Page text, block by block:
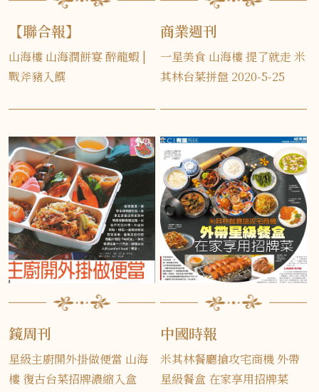
【聯合報】
山海樓 山海潤餅宴 醉龍蝦 |
戰斧豬入饌
商業週刊
一星美食 山海樓 提了就走 米
其林台菜拼盤 2020-5-25
鏡周刊
星級主廚開外掛做便當 山海
樓 復古台菜招牌濃縮入盒
中國時報
米其林餐廳搶攻宅商機 外帶
星級餐盒 在家享用招牌菜